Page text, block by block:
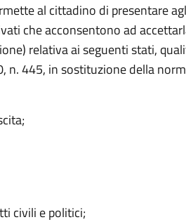
al cittadino di presentare
che acconsentono ad
relativa ai seguenti stati,
n. 445, in sostituzione della
civili e politici;